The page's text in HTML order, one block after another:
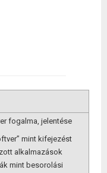
fogalma, jelentése
mint kifejezést
alkalmazások
mint besorolási